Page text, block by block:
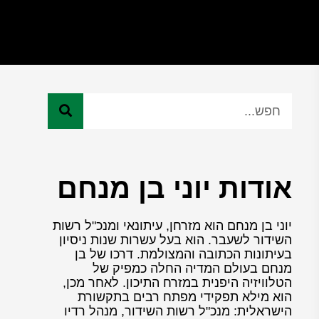
אודות יוני בן מנחם
יוני בן מנחם הוא מזרחן, עיתונאי ומנכ"ל רשות
השידור לשעבר. הוא בעל עשרות שנות ניסיון
בעיתונות הכתובה והמצולמת. דרכו של בן
מנחם בעולם המדיה החלה כמפיק של
הטלוויזיה היפנית במזרח התיכון. לאחר מכן,
הוא מילא תפקידי מפתח רבים בתקשורת
הישראלית: מנכ"ל רשות השידור, מנהל רדיו